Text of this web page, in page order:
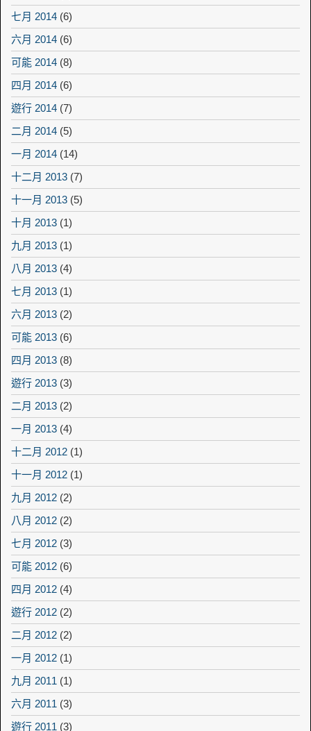
七月 2014 (6)
六月 2014 (6)
可能 2014 (8)
四月 2014 (6)
遊行 2014 (7)
二月 2014 (5)
一月 2014 (14)
十二月 2013 (7)
十一月 2013 (5)
十月 2013 (1)
九月 2013 (1)
八月 2013 (4)
七月 2013 (1)
六月 2013 (2)
可能 2013 (6)
四月 2013 (8)
遊行 2013 (3)
二月 2013 (2)
一月 2013 (4)
十二月 2012 (1)
十一月 2012 (1)
九月 2012 (2)
八月 2012 (2)
七月 2012 (3)
可能 2012 (6)
四月 2012 (4)
遊行 2012 (2)
二月 2012 (2)
一月 2012 (1)
九月 2011 (1)
六月 2011 (3)
遊行 2011 (3)